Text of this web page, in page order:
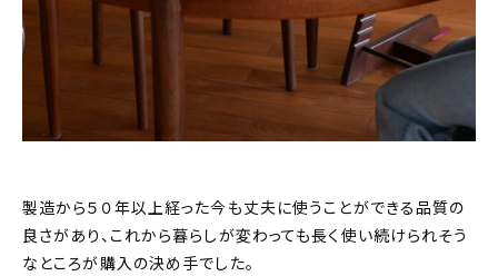
製造から５０年以上経った今も丈夫に使うことができる品質の
良さがあり、これから暮らしが変わっても長く使い続けられそう
なところが購入の決め手でした。